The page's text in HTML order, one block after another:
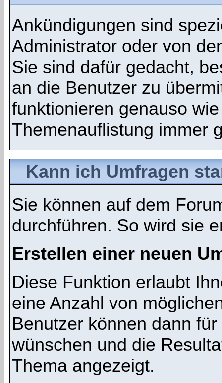
Ankündigungen sind
Administrator oder von
Sie sind dafür gedacht,
an die Benutzer zu
funktionieren genauso
Themenauflistung immer
Kann ich Umfragen
Sie können auf dem
durchführen. So wird sie
Erstellen einer neuen
Diese Funktion erlaubt
eine Anzahl von
Benutzer können dann
wünschen und die
Thema angezeigt.